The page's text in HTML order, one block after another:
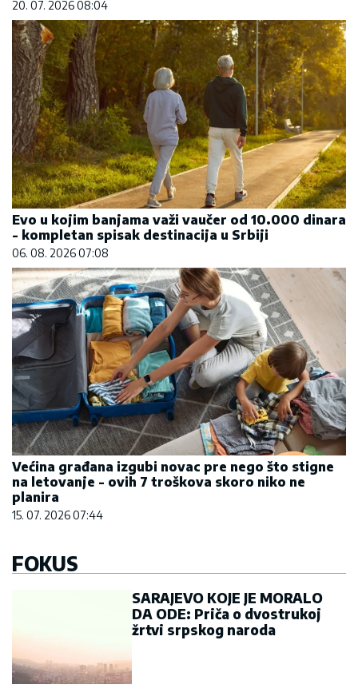
20. 07. 2026 08:04
Evo u kojim banjama važi vaučer od 10.000 dinara
- kompletan spisak destinacija u Srbiji
06. 08. 2026 07:08
Većina građana izgubi novac pre nego što stigne
na letovanje - ovih 7 troškova skoro niko ne
planira
15. 07. 2026 07:44
FOKUS
SARAJEVO KOJE JE MORALO
DA ODE: Priča o dvostrukoj
žrtvi srpskog naroda